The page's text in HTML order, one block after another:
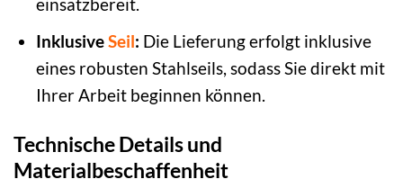
InklusiveSeil: Die Lieferung erfolgt inklusive
eines robusten Stahlseils, sodass Sie direkt mit
Ihrer Arbeit beginnen können.
Technische Details und
Materialbeschaffenheit